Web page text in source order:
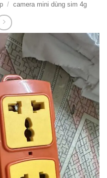
/ camera mini dùng sim 4g